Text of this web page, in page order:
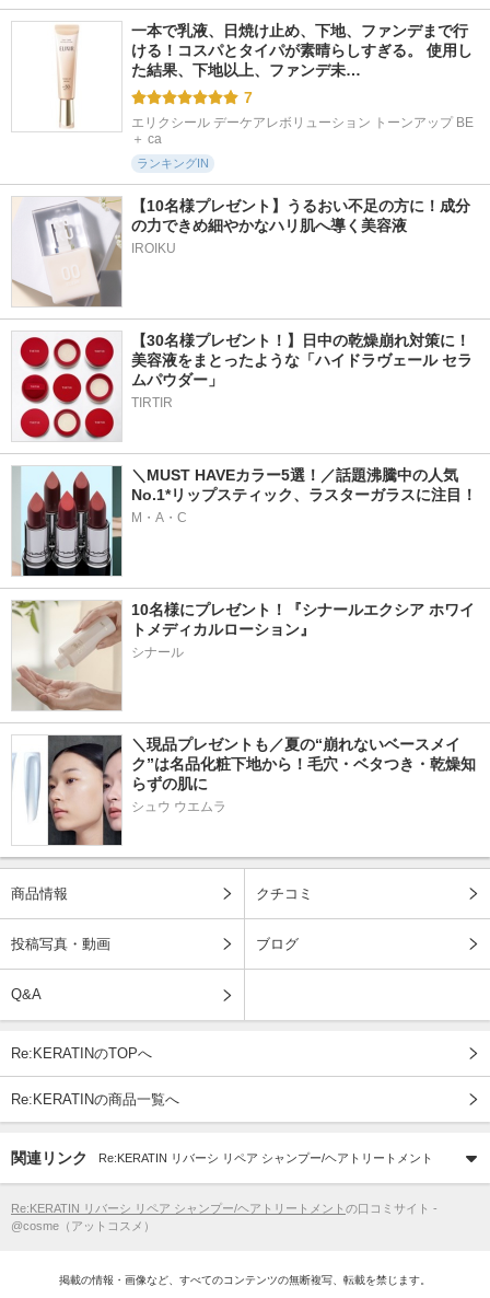
一本で乳液、日焼け止め、下地、ファンデまで行
ける！コスパとタイパが素晴らしすぎる。 使用し
た結果、下地以上、ファンデ未…
7
エリクシール デーケアレボリューション トーンアップ BE
＋ ca
ランキングIN
【10名様プレゼント】うるおい不足の方に！成分
の力できめ細やかなハリ肌へ導く美容液
IROIKU
【30名様プレゼント！】日中の乾燥崩れ対策に！
美容液をまとったような「ハイドラヴェール セラ
ムパウダー」
TIRTIR
＼MUST HAVEカラー5選！／話題沸騰中の人気
No.1*リップスティック、ラスターガラスに注目！
M・A・C
10名様にプレゼント！『シナールエクシア ホワイ
トメディカルローション』
シナール
＼現品プレゼントも／夏の“崩れないベースメイ
ク”は名品化粧下地から！毛穴・ベタつき・乾燥知
らずの肌に
シュウ ウエムラ
商品情報 クチコミ
投稿写真・動画 ブログ
Q&A
Re:KERATINのTOPへ
Re:KERATINの商品一覧へ
関連リンク Re:KERATIN リバーシ リペア シャンプー/ヘアトリートメント
Re:KERATIN リバーシ リペア シャンプー/ヘアトリートメント の口コミサイト -
@cosme（アットコスメ）
掲載の情報・画像など、すべてのコンテンツの無断複写、転載を禁じます。